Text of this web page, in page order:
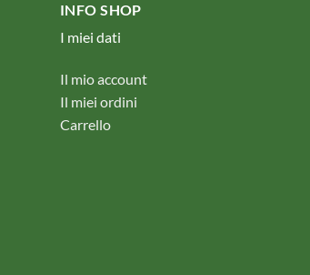
INFO SHOP
I miei dati
Il mio account
Il miei ordini
Carrello